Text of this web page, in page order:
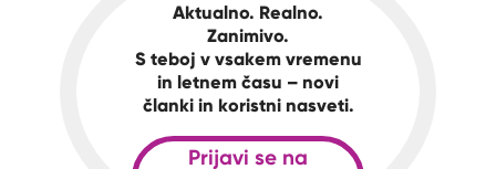
Aktualno. Realno.
Zanimivo.
S teboj v vsakem vremenu
in letnem času – novi
članki in koristni nasveti.
Prijavi se na